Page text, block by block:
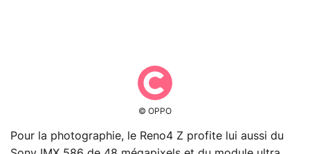
© OPPO
Pour la photographie, le Reno4 Z profite lui aussi du